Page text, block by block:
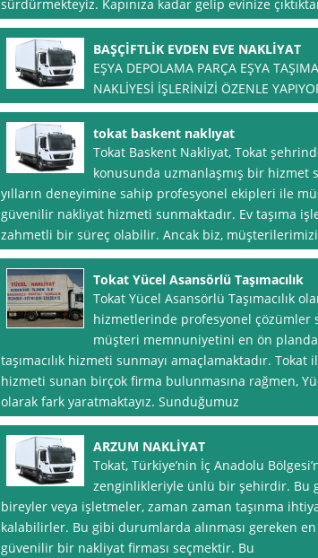
sürdürmekteyiz. Kapınıza kadar gelip evinize
BAŞÇİFTLİK EVDEN EVE NAKLİYAT
EŞYA DEPOLAMA PARÇA EŞYA
NAKLİYESİ İŞLERİNİZİ ÖZENLE
tokat baskent naklıyat
Tokat Baskent Nakliyat, Tokat
konusunda uzmanlaşmış bir hizmet
yılların deneyimine sahip profesyonel ekipleri ile
güvenilir nakliyat hizmeti sunmaktadır. Ev taşıma
zahmetli bir süreç olabilir. Ancak biz,
Tokat Yücel Asansörlü Taşımacılık
Tokat Yücel Asansörlü Taşımacılık
hizmetlerinde profesyonel çözümler
müşteri memnuniyetini en ön
taşımacılık hizmeti sunmayı amaçlamaktadır.
hizmeti sunan birçok firma bulunmasına rağmen,
olarak fark yaratmaktayız. Sunduğumuz
ARZUM NAKLİYAT
Tokat, Türkiye’nin İç Anadolu
zenginlikleriyle ünlü bir şehirdir. Bu
bireyler veya işletmeler, zaman zaman taşınma
kalabilirler. Bu gibi durumlarda alınması gereken
güvenilir bir nakliyat firması seçmektir. Bu